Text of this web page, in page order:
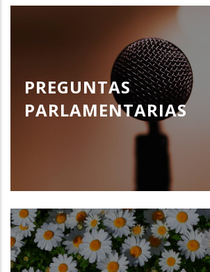
PREGUNTAS
PARLAMENTARIAS